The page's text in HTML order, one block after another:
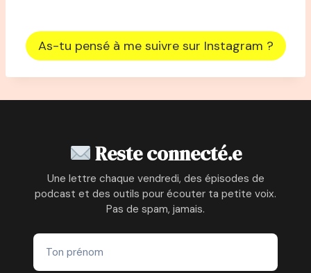
As-tu pensé à me suivre sur Instagram ?
Reste connecté.e
Une lettre chaque vendredi, des épisodes de
podcast et des outils pour écouter ta petite voix.
Pas de spam, jamais.